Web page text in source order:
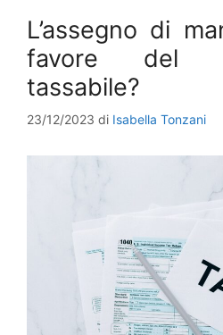
L’assegno di
favore del
tassabile?
23/12/2023 di Isabella Tonzani